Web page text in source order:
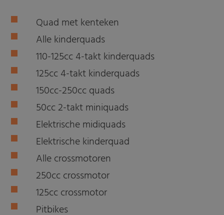
Quad met kenteken
Alle kinderquads
110-125cc 4-takt kinderquads
125cc 4-takt kinderquads
150cc-250cc quads
50cc 2-takt miniquads
Elektrische midiquads
Elektrische kinderquad
Alle crossmotoren
250cc crossmotor
125cc crossmotor
Pitbikes